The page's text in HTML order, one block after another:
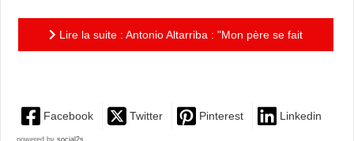
Lire la suite : Antonio Altarriba : "Mon père se fait
Facebook Twitter Pinterest Linkedin